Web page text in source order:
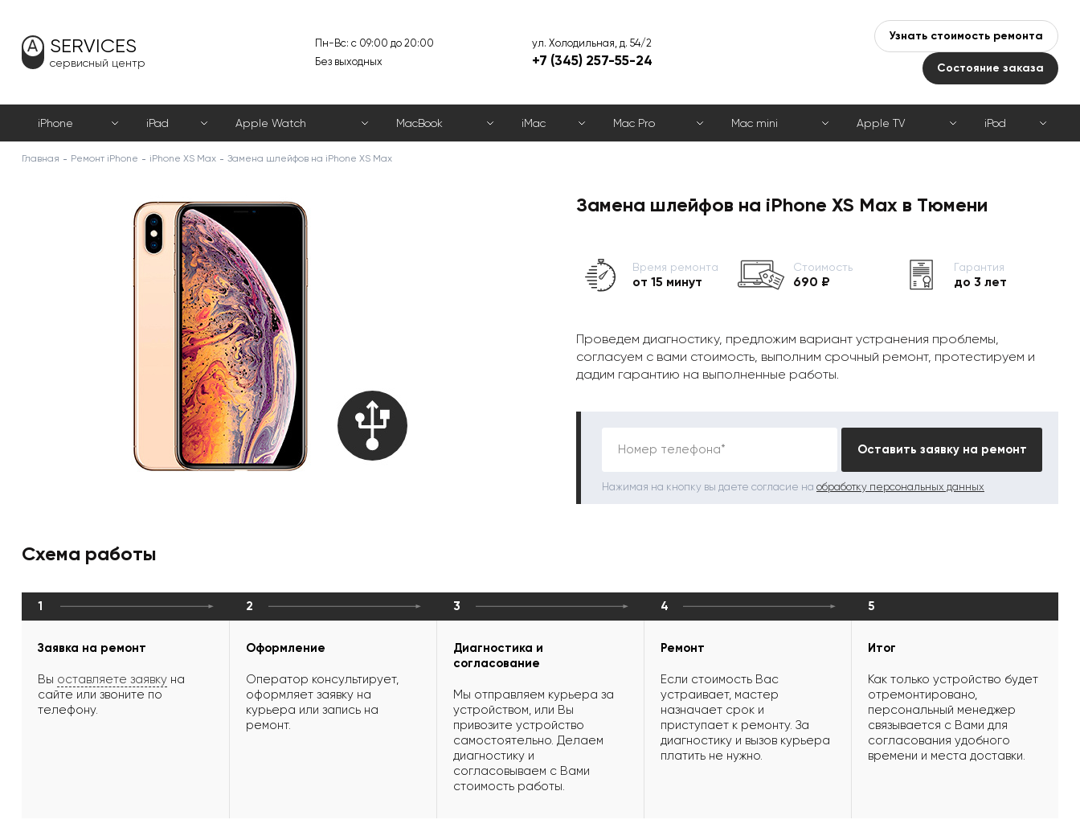
SERVICES
сервисный центр
Пн-Вс: с 09:00 до 20:00
Без выходных
ул. Холодильная, д. 54/2
+7 (345) 257-55-24
Узнать стоимость ремонта
Состояние заказа
iPhone iPad Apple Watch MacBook iMac Mac Pro Mac mini Apple TV iPod
Главная Ремонт iPhone iPhone XS Max Замена шлейфов на iPhone XS Max
Замена шлейфов на iPhone XS Max в Тюмени
Время ремонта
от 15 минут
Стоимость
690 ₽
Гарантия
до 3 лет
Проведем диагностику, предложим вариант устранения проблемы,
согласуем с вами стоимость, выполним срочный ремонт, протестируем и
дадим гарантию на выполненные работы.
Номер телефона* Оставить заявку на ремонт
Нажимая на кнопку вы даете согласие на обработку персональных данных
Схема работы
1
Заявка на ремонт
Вы оставляете заявку на
сайте или звоните по
телефону.
2
Оформление
Оператор консультирует,
оформляет заявку на
курьера или запись на
ремонт.
3
Диагностика и
согласование
Мы отправляем курьера за
устройством, или Вы
привозите устройство
самостоятельно. Делаем
диагностику и
согласовываем с Вами
стоимость работы.
4
Ремонт
Если стоимость Вас
устраивает, мастер
назначает срок и
приступает к ремонту. За
диагностику и вызов курьера
платить не нужно.
5
Итог
Как только устройство будет
отремонтировано,
персональный менеджер
связывается с Вами для
согласования удобного
времени и места доставки.